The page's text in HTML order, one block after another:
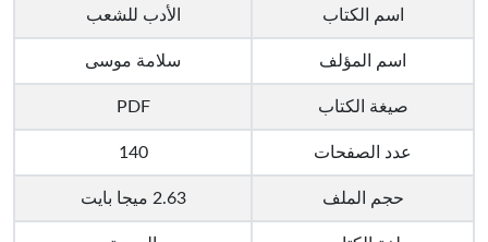
اسم الكتاب الأدب للشعب
اسم المؤلف سلامة موسى
صيغة الكتاب PDF
عدد الصفحات 140
حجم الملف 2.63 ميجا بايت